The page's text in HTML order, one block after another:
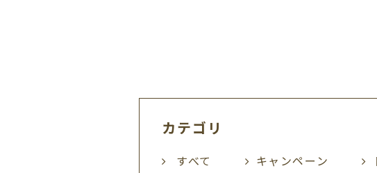
カテゴリ
すべて キャンペーン